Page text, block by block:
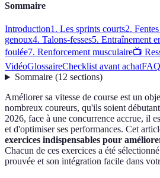
Sommaire
Introduction1. Les sprints courts2.
genoux4. Talons-fesses5. Entraînement
foulée7. Renforcement musculaire📺
VidéoGlossaireChecklist avant achatFAQ
Sommaire(12 sections)
Améliorer sa vitesse de course est un
nombreux coureurs, qu'ils soient
2026, face à une concurrence accrue, il
et d'optimiser ses performances. Cet
exercices indispensables pour
Chacun de ces exercices a été
prouvée et son intégration facile dans